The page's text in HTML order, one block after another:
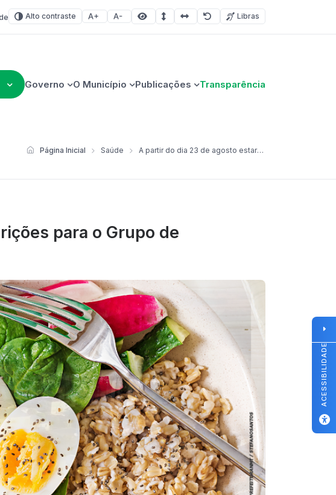
Alto contraste Aumentar fonte
Diminuir fonteÁrea selecionada
Espaçamento de linha
Espaço dos caracteres
RedefinirLibras
Governo O Município Publicações Transparência
Página Inicial Saúde A partir do dia 23 de agosto estarão abertas as inscrições para o Grupo de Reeducação Alimentar de Não-Me-Toque
para o Grupo de
ACESSIBILIDADE